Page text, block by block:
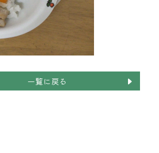
一覧に戻る